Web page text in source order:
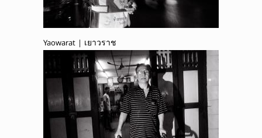
Yaowarat | เยาวราช